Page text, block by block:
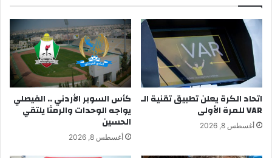
اتحاد الكرة يعلن تطبيق تقنية الـ
VAR للمرة الأولى
أغسطس 8, 2026
كأس السوبر الأردني .. الفيصلي
يواجه الوحدات والرمثا يلتقي
الحسين
أغسطس 8, 2026